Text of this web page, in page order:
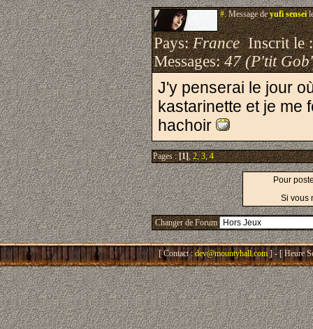
#.Message deyufi sensei
Pays:FranceInscrit le
Messages:47 (P'tit
J'y penserai le jour
kastarinette et je me
hachoir
Pages :[1],2,3,4
Pour
Si vous
Changer de Forum
[ Contact : dev@mountyhall.com ] - [ Heure